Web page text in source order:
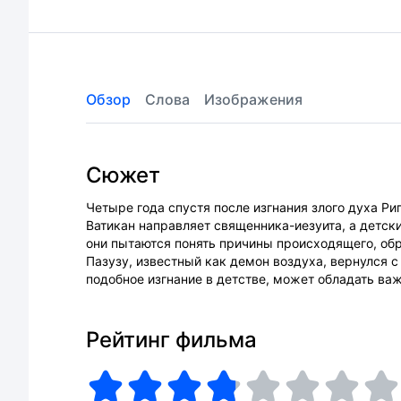
Обзор Слова Изображения
Сюжет
Четыре года спустя после изгнания злого духа
Ватикан направляет священника-иезуита, а
они пытаются понять причины происходящего,
Пазузу, известный как демон воздуха,
подобное изгнание в детстве, может обладать
Рейтинг фильма